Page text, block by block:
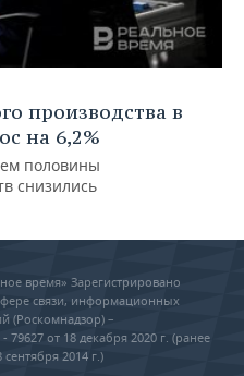
производства в
на 6,2%
половины
снизились
время» Зарегистрировано
связи, информационных
(Роскомнадзор) –
от 18 декабря 2020 г. (ранее
2014 г.)